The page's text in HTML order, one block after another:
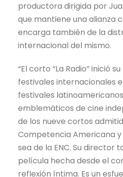
productora dirigida por
que mantiene una alianza
encarga también de la
internacional del mismo.
“El corto “La Radio” inició
festivales internacionales
festivales
emblemáticos de cine
de los nueve cortos
Competencia Americana
sea de la ENC. Su director
película hecha desde el
reflexión íntima. Es un